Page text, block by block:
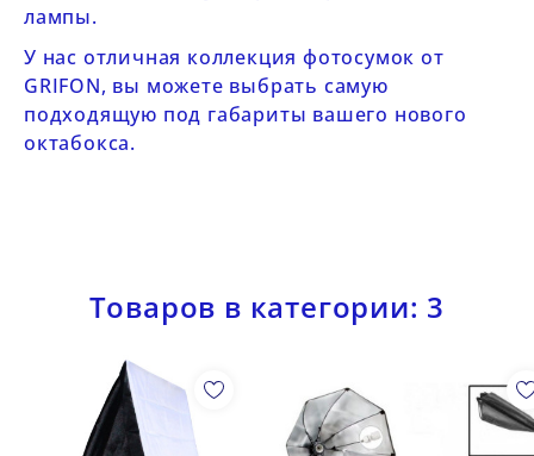
лампы.
У нас отличная коллекцияфотосумок от
GRIFON, вы можете выбрать самую
подходящую под габариты вашего нового
октабокса.
Товаров в категории: 3